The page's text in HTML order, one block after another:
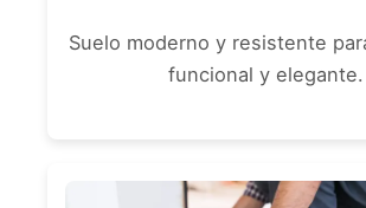
Suelo moderno y resistente
funcional y elegante.